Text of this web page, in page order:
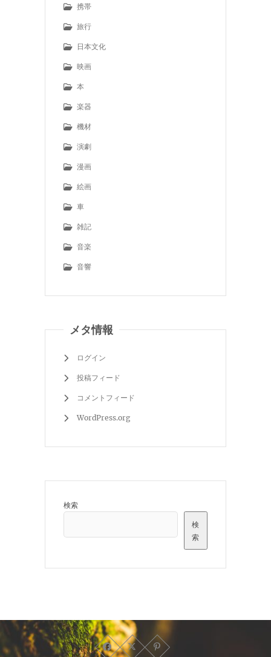
携帯
旅行
日本文化
映画
本
楽器
機材
演劇
漫画
絵画
車
雑記
音楽
音響
メタ情報
ログイン
投稿フィード
コメントフィード
WordPress.org
検索
検
索